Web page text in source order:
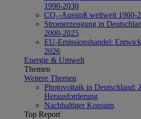
1990-2030
CO₂-Ausstoß weltweit 1960-
Stromerzeugung in
2000-2025
EU-Emissionshandel:
2026
Energie & Umwelt
Themen
Weitere Themen
Photovoltaik in Deutschland:
Herausforderung
Nachhaltiger Konsum
Top Report